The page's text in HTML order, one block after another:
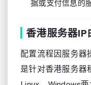
据或支付信息的
香港服务器IP
配置流程因服务器
是针对香港服务器